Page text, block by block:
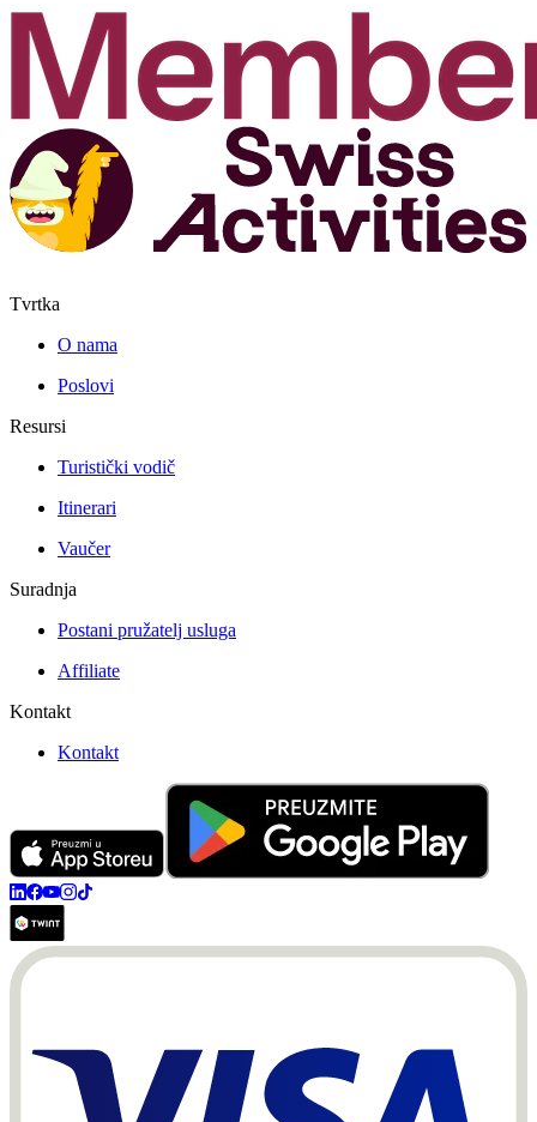
Tvrtka
O nama
Poslovi
Resursi
Turistički vodič
Itinerari
Vaučer
Suradnja
Postani pružatelj usluga
Affiliate
Kontakt
Kontakt